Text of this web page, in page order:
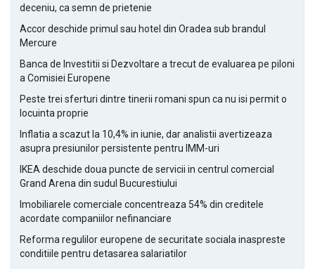
deceniu, ca semn de prietenie
Accor deschide primul sau hotel din Oradea sub brandul
Mercure
Banca de Investitii si Dezvoltare a trecut de evaluarea pe piloni
a Comisiei Europene
Peste trei sferturi dintre tinerii romani spun ca nu isi permit o
locuinta proprie
Inflatia a scazut la 10,4% in iunie, dar analistii avertizeaza
asupra presiunilor persistente pentru IMM-uri
IKEA deschide doua puncte de servicii in centrul comercial
Grand Arena din sudul Bucurestiului
Imobiliarele comerciale concentreaza 54% din creditele
acordate companiilor nefinanciare
Reforma regulilor europene de securitate sociala inaspreste
conditiile pentru detasarea salariatilor